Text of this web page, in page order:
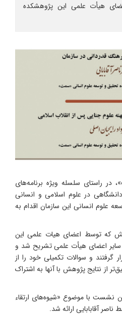
هیأت علمی این پژوهشکده
راستای سلسله ویژه برنامه‌های
در علوم اسلامی و انسانی
علوم انسانی این سازمان اقدام به
که توسط اعضای هیات علمی این
سایر اعضای هیأت علمی تشریح شد و
گرفتند و سوالات تکمیلی خود را از
از نتایج پژوهش با آنها به اشتراک
نشست با موضوع «شیوه‌های ارتقاء
آقابابایی ارائه شد.